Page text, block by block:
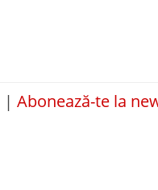
| Abonează-te la